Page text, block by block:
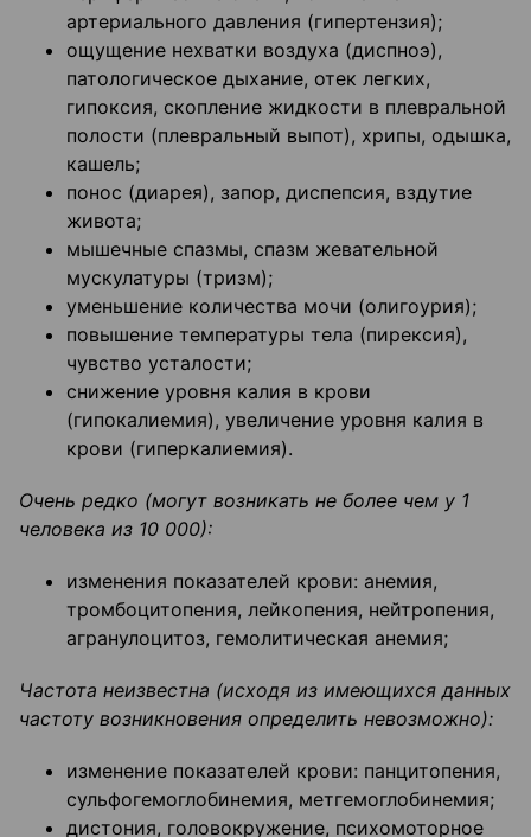
артериального давления (гипертензия);
ощущение нехватки воздуха (диспноэ),
патологическое дыхание, отек легких,
гипоксия, скопление жидкости в плевральной
полости (плевральный выпот), хрипы, одышка,
кашель;
понос (диарея), запор, диспепсия, вздутие
живота;
мышечные спазмы, спазм жевательной
мускулатуры (тризм);
уменьшение количества мочи (олигоурия);
повышение температуры тела (пирексия),
чувство усталости;
снижение уровня калия в крови
(гипокалиемия), увеличение уровня калия в
крови (гиперкалиемия).
Очень редко (могут возникать не более чем у 1
человека из 10 000):
изменения показателей крови: анемия,
тромбоцитопения, лейкопения, нейтропения,
агранулоцитоз, гемолитическая анемия;
Частота неизвестна (исходя из имеющихся данных
частоту возникновения определить невозможно):
изменение показателей крови: панцитопения,
сульфогемоглобинемия, метгемоглобинемия;
дистония, головокружение, психомоторное